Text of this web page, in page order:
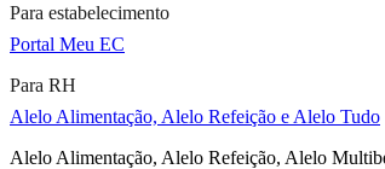
Para estabelecimento
Portal Meu EC
Para RH
Alelo Alimentação, Alelo Refeição e Alelo Tudo
Alelo Alimentação, Alelo Refeição, Alelo